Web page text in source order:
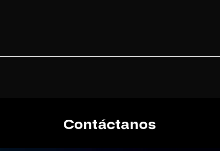
es necesario reservar una cita días previos a su evaluación.
una cita previa para su atención. Si deseas sacar una cita
Contáctanos